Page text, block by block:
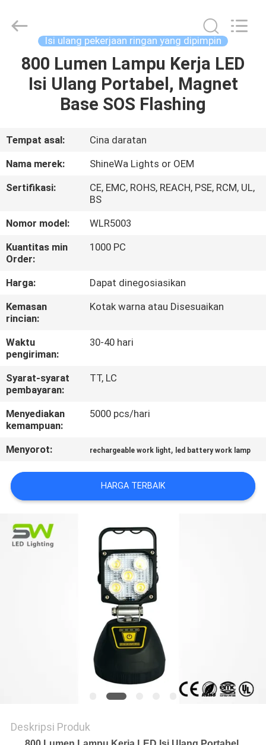
RUMAH
PRODUK
VIDEO
KAMI
PABRIK
KONTROL
KUALITAS
HUBUNGI
KAMI
BERITA
KASUS-
KASUS
PETA
SITUS
International
Trade
Reserved.
Isi ulang pekerjaan ringan yang dipimpin
800 Lumen Lampu Kerja LED
Isi Ulang Portabel, Magnet
Base SOS Flashing
Tempat asal:
Cina daratan
Nama merek:
ShineWa Lights or OEM
Sertifikasi:
CE, EMC, ROHS, REACH, PSE, RCM, UL,
BS
Nomor model:
WLR5003
Kuantitas min
Order:
1000 PC
Harga:
Dapat dinegosiasikan
Kemasan
rincian:
Kotak warna atau Disesuaikan
Waktu
pengiriman:
30-40 hari
Syarat-syarat
pembayaran:
TT, LC
Menyediakan
kemampuan:
5000 pcs/hari
Menyorot: rechargeable work light, led battery work lamp
HARGA TERBAIK
Deskripsi Produk